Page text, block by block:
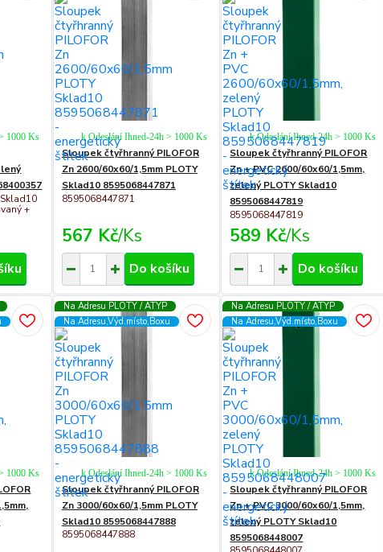
+
1000 Ks
Sloupek čtyřhranný PILOFOR
Zn 2600/60x60/1,5mm PLOTY
Sklad10 8595068447871
8595068447871
567 Kč/Ks
k Odeslání Ihned-24h > 1000 Ks
Do košíku
Sloupek čtyřhranný PILOFOR
Zn + PVC 2600/60x60/1,5mm,
zelený PLOTY Sklad10
8595068447819
8595068447819
589 Kč/Ks
k Odeslání Ihned-24h > 1000 Ks
Do košíku
1000 Ks
Na Adresu PLOTY / ATYP
Na Adresu,Výd.místo,Boxu
Sloupek čtyřhranný PILOFOR
Zn 3000/60x60/1,5mm PLOTY
Sklad10 8595068447888
8595068447888
k Odeslání Ihned-24h > 1000 Ks
Na Adresu PLOTY / ATYP
Na Adresu,Výd.místo,Boxu
Sloupek čtyřhranný PILOFOR
Zn + PVC 3000/60x60/1,5mm,
zelený PLOTY Sklad10
8595068448007
k Odeslání Ihned-24h > 1000 Ks